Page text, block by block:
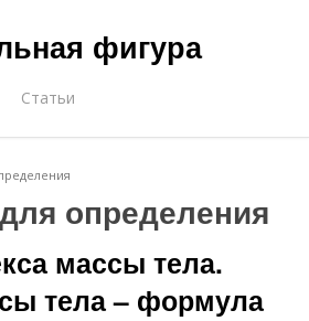
фигура
Статьи
определения
массы тела.
тела – формула